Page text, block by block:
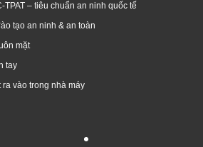
TPAT – tiêu chuẩn an ninh quốc tế
tạo an ninh & an toàn
mặt
tay
ra vào trong nhà máy